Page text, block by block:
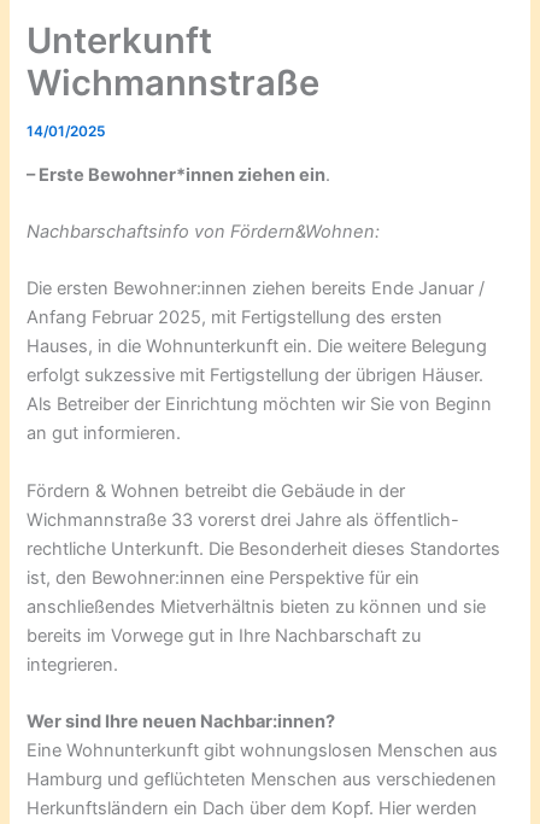
Unterkunft
Wichmannstraße
14/01/2025
– Erste Bewohner*innen ziehen ein.
Nachbarschaftsinfo von Fördern&Wohnen:
Die ersten Bewohner:innen ziehen bereits Ende Januar /
Anfang Februar 2025, mit Fertigstellung des ersten
Hauses, in die Wohnunterkunft ein. Die weitere Belegung
erfolgt sukzessive mit Fertigstellung der übrigen Häuser.
Als Betreiber der Einrichtung möchten wir Sie von Beginn
an gut informieren.
Fördern & Wohnen betreibt die Gebäude in der
Wichmannstraße 33 vorerst drei Jahre als öffentlich-
rechtliche Unterkunft. Die Besonderheit dieses Standortes
ist, den Bewohner:innen eine Perspektive für ein
anschließendes Mietverhältnis bieten zu können und sie
bereits im Vorwege gut in Ihre Nachbarschaft zu
integrieren.
Wer sind Ihre neuen Nachbar:innen?
Eine Wohnunterkunft gibt wohnungslosen Menschen aus
Hamburg und geflüchteten Menschen aus verschiedenen
Herkunftsländern ein Dach über dem Kopf. Hier werden